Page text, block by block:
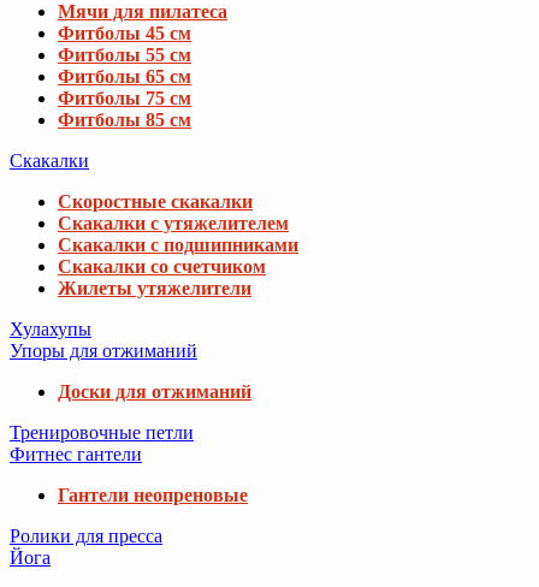
Мячи для пилатеса
Фитболы 45 см
Фитболы 55 см
Фитболы 65 см
Фитболы 75 см
Фитболы 85 см
Скакалки
Скоростные скакалки
Скакалки с утяжелителем
Скакалки с подшипниками
Скакалки со счетчиком
Жилеты утяжелители
Хулахупы
Упоры для отжиманий
Доски для отжиманий
Тренировочные петли
Фитнес гантели
Гантели неопреновые
Ролики для пресса
Йога